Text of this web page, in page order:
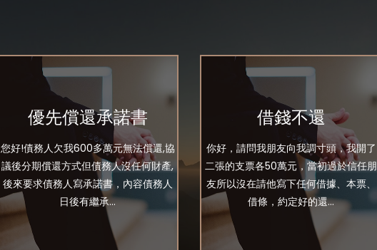
優先償還承諾書
您好!債務人欠我600多萬元無法償還,協
議後分期償還方式但債務人沒任何財產,
後來要求債務人寫承諾書，內容債務人
日後有繼承...
借錢不還
你好，請問我朋友向我調寸頭，我開了
二張的支票各50萬元，當初過於信任朋
友所以沒在請他寫下任何借據、本票、
借條，約定好的還...